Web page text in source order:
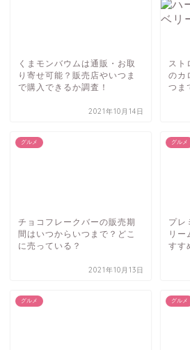
くまモンバウムは通販・お取
り寄せ可能？販売店やいつま
で購入できるか調査！
2021年10月14日
スト
のカ
つま
グルメ
チョコフレークバーの販売期
間はいつからいつまで？どこ
に売っている？
2021年10月13日
グルメ
プレ
リー
すす
グルメ グルメ